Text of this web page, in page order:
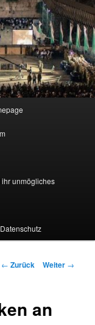
unmögliches
Beitragsnavigation
← Zurück Weiter →
an